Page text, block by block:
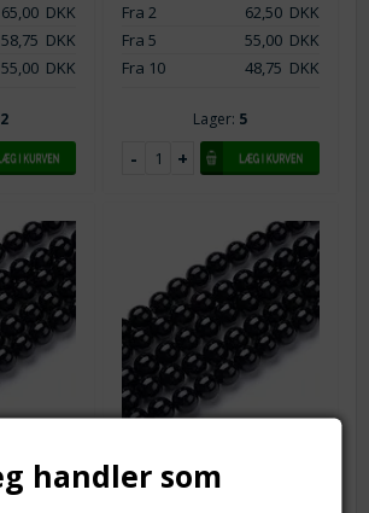
65,00DKK
58,75 DKK
55,00DKK
Fra 2
62,50DKK
Fra 5
55,00DKK
Fra 10
48,75 DKK
Lager: 5
Grade
Blank sort. 6 mm. Grade
handler som